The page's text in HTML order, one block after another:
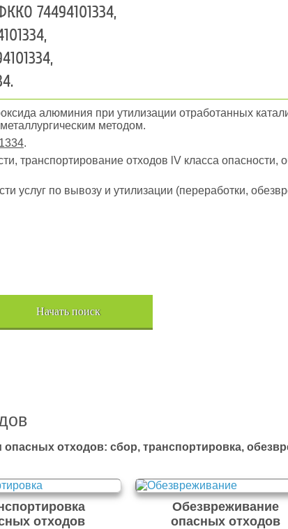
74494101334,
алюминия при утилизации отработанных
методом.
.
транспортирование отходов lV класса опасности,
услуг по вывозу и утилизации (переработки,
Начать поиск
отходов: сбор, транспортировка,
отходов
Обезвреживание
опасных отходов